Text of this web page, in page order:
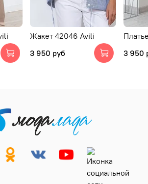
Жакет 42046 Avili
3 950 руб
3 950